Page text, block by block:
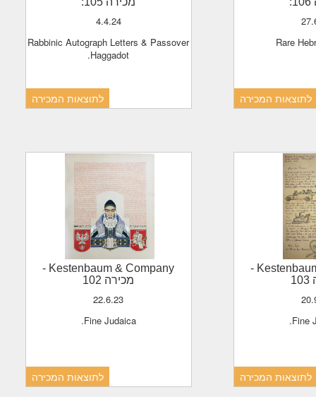
Rare
לתוצאות המכירה
4.4.24
Rabbinic Autograph Letters & Passover
Haggadot.
לתוצאות המכירה
-
Fine
לתוצאות המכירה
Kestenbaum & Company
-
מכירה 102
22.6.23
Fine Judaica.
לתוצאות המכירה